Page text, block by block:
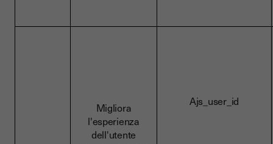
Migliora
l'esperienza
dell'utente
Ajs_user_id